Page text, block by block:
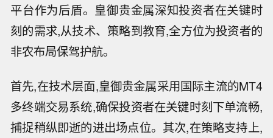
平台作为后盾。皇御贵金属深知投资者在关键时
刻的需求,从技术、策略到教育,全方位为投资者的
非农布局保驾护航。
首先,在技术层面,皇御贵金属采用国际主流的MT4
多终端交易系统,确保投资者在关键时刻下单流畅,
捕捉稍纵即逝的进出场点位。其次,在策略支持上,